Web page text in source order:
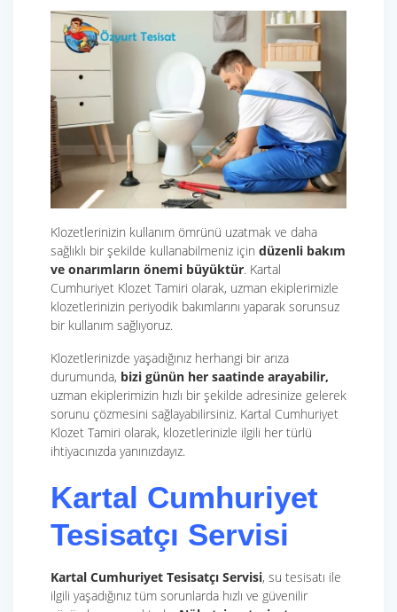
Klozetlerinizin kullanım ömrünü uzatmak ve daha
sağlıklı bir şekilde kullanabilmeniz için düzenli bakım
ve onarımların önemi büyüktür. Kartal
Cumhuriyet Klozet Tamiri olarak, uzman ekiplerimizle
klozetlerinizin periyodik bakımlarını yaparak sorunsuz
bir kullanım sağlıyoruz.
Klozetlerinizde yaşadığınız herhangi bir arıza
durumunda, bizi günün her saatinde arayabilir,
uzman ekiplerimizin hızlı bir şekilde adresinize gelerek
sorunu çözmesini sağlayabilirsiniz. Kartal Cumhuriyet
Klozet Tamiri olarak, klozetlerinizle ilgili her türlü
ihtiyacınızda yanınızdayız.
Kartal Cumhuriyet
Tesisatçı Servisi
Kartal Cumhuriyet Tesisatçı Servisi, su tesisatı ile
ilgili yaşadığınız tüm sorunlarda hızlı ve güvenilir